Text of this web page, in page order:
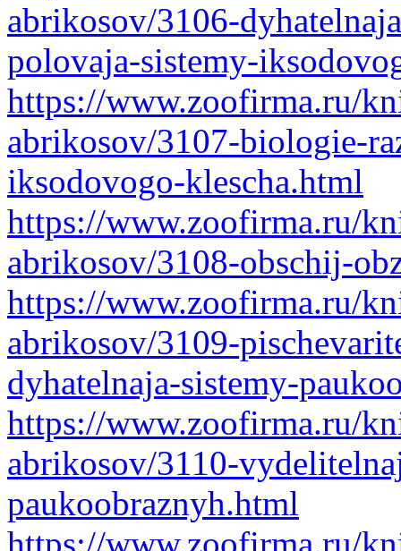
abrikosov/3106-
polovaja-sistemy-
https://www.zoofirma.ru/
abrikosov/3107-biologie-
iksodovogo-klescha.html
https://www.zoofirma.ru/
abrikosov/3108-obschij-
https://www.zoofirma.ru/
abrikosov/3109-
dyhatelnaja-sistemy-
https://www.zoofirma.ru/
abrikosov/3110-
paukoobraznyh.html